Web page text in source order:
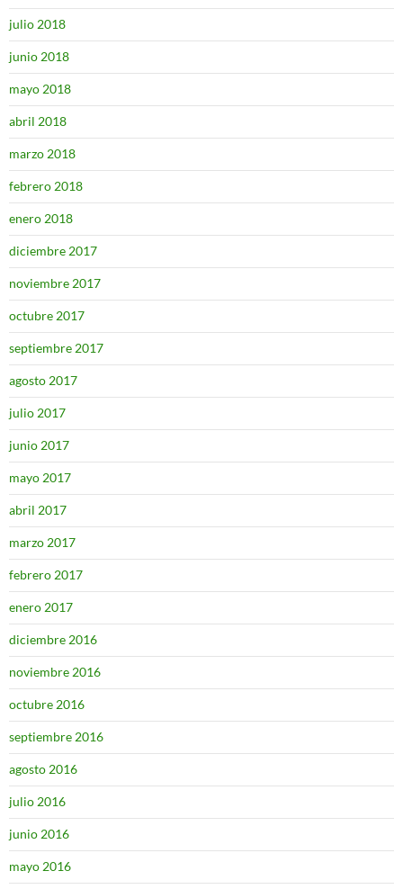
julio 2018
junio 2018
mayo 2018
abril 2018
marzo 2018
febrero 2018
enero 2018
diciembre 2017
noviembre 2017
octubre 2017
septiembre 2017
agosto 2017
julio 2017
junio 2017
mayo 2017
abril 2017
marzo 2017
febrero 2017
enero 2017
diciembre 2016
noviembre 2016
octubre 2016
septiembre 2016
agosto 2016
julio 2016
junio 2016
mayo 2016